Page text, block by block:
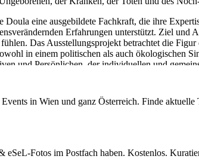
eine ausgebildete Fachkraft, die ihre
Erfahrungen unterstützt. Ziel und
Das Ausstellungsprojekt betrachtet die
in einem politischen als auch ökologischen
und Persönlichen, der individuellen und
zu unterwandern, indem die diesen
Hungarcium Wien
in Wien und ganz Österreich. Finde aktuelle
Fotos im Postfach haben. Kostenlos.